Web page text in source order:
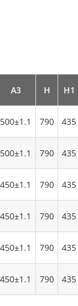
А3 Н Н1
500±1.1 790 435
500±1.1 790 435
450±1.1 790 435
450±1.1 790 435
450±1.1 790 435
450±1.1 790 435